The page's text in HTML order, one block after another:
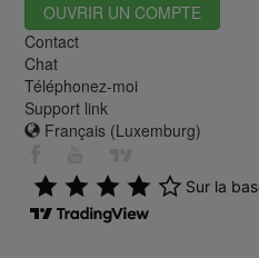
OUVRIR UN COMPTE
Contact
Chat
Téléphonez-moi
Support link
Français (Luxemburg)